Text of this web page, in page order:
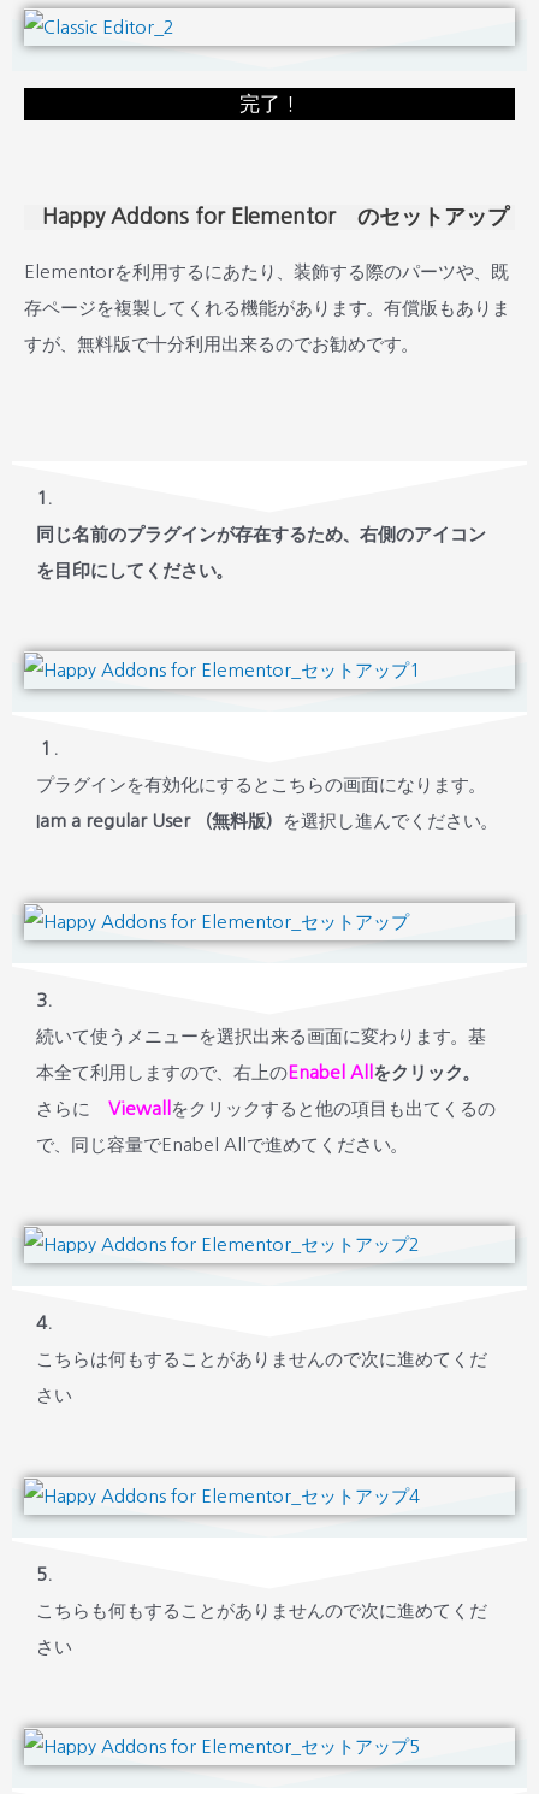
完了！
Happy Addons for Elementor のセットアップ
Elementorを利用するにあたり、装飾する際のパーツや、既
存ページを複製してくれる機能があります。有償版もありま
すが、無料版で十分利用出来るのでお勧めです。
1.
同じ名前のプラグインが存在するため、右側のアイコン
を目印にしてください。
１.
プラグインを有効化にするとこちらの画面になります。
Iam a regular User （無料版）
を選択し進んでください。
3.
続いて使うメニューを選択出来る画面に変わります。基
本全て利用しますので、右上の Enabel All をクリック。
さらに Viewall
をクリックすると他の項目も出てくるの
で、同じ容量でEnabel Allで進めてください。
4.
こちらは何もすることがありませんので次に進めてくだ
さい
5.
こちらも何もすることがありませんので次に進めてくだ
さい